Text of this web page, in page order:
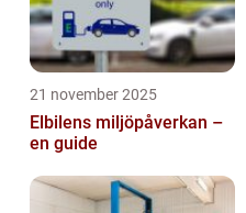
21 november 2025
Elbilens miljöpåverkan –
en guide